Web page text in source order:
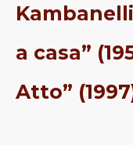
a casa”
Atto”